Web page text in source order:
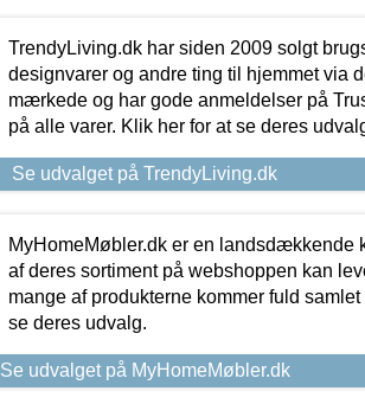
TrendyLiving.dk har siden 2009 solgt
designvarer og andre ting til hjemmet via
mærkede og har gode anmeldelser på
på alle varer. Klik her for at se deres
Se udvalget på TrendyLiving.dk
MyHomeMøbler.dk er en landsdækkende
af deres sortiment på webshoppen kan
mange af produkterne kommer fuld
se deres udvalg.
Se udvalget på MyHomeMøbler.dk